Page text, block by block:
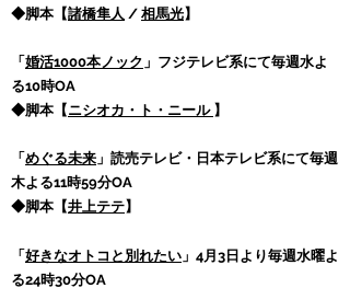
◆脚本【諸橋隼人 / 相馬光】
「 婚活1000本ノック 」フジテレビ系にて毎週水よ
る10時OA
◆脚本【ニシオカ・ト・ニール 】
「 めぐる未来 」読売テレビ・日本テレビ系にて毎週
木よる11時59分OA
◆脚本【井上テテ】
「 好きなオトコと別れたい 」4月3日より毎週水曜よ
る24時30分OA